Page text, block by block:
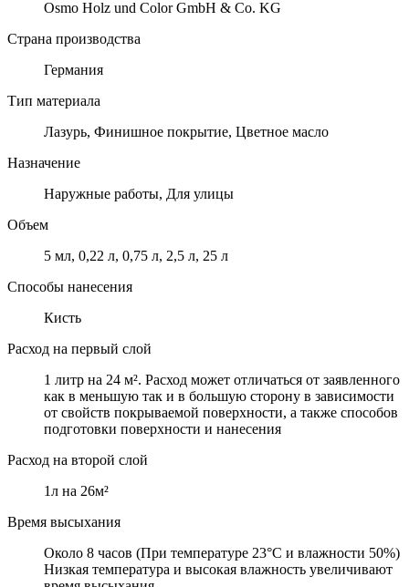
Osmo Holz und Color GmbH & Co. KG
Страна производства
Германия
Тип материала
Лазурь, Финишное покрытие, Цветное масло
Назначение
Наружные работы, Для улицы
Объем
5 мл, 0,22 л, 0,75 л, 2,5 л, 25 л
Способы нанесения
Кисть
Расход на первый слой
1 литр на 24 м². Расход может отличаться от заявленного
как в меньшую так и в большую сторону в зависимости
от свойств покрываемой поверхности, а также способов
подготовки поверхности и нанесения
Расход на второй слой
1л на 26м²
Время высыхания
Около 8 часов (При температуре 23°C и влажности 50%)
Низкая температура и высокая влажность увеличивают